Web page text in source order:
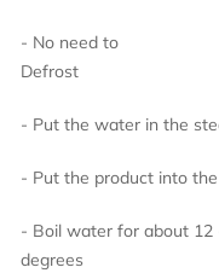
- No need to
- Put the water in the
- Put the product into
- Boil water for about
degrees